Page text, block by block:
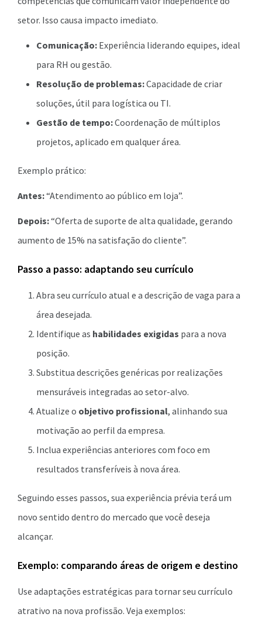
setor. Isso causa impacto imediato.
Comunicação: Experiência liderando equipes, ideal
para RH ou gestão.
Resolução de problemas:Capacidade de criar
soluções, útil para logística ou TI.
Gestão de tempo:Coordenação de múltiplos
projetos, aplicado em qualquer área.
Exemplo prático:
Antes:“Atendimento ao público em loja”.
Depois:“Oferta de suporte de alta qualidade, gerando
aumento de 15% na satisfação do cliente”.
Passo a passo: adaptando seu currículo
Abra seu currículo atual e a descrição de vaga para a
área desejada.
Identifique as habilidades exigidas para a nova
posição.
Substitua descrições genéricas por realizações
mensuráveis integradas ao setor-alvo.
Atualize o objetivo profissional, alinhando sua
motivação ao perfil da empresa.
Inclua experiências anteriores com foco em
resultados transferíveis à nova área.
Seguindo esses passos, sua experiência prévia terá um
novo sentido dentro do mercado que você deseja
alcançar.
Exemplo: comparando áreas de origem e destino
Use adaptações estratégicas para tornar seu currículo
atrativo na nova profissão. Veja exemplos: